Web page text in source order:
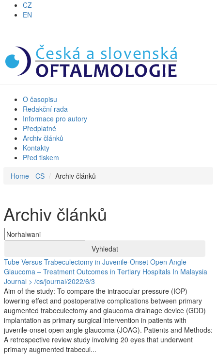
CZ
EN
O časopisu
Redakční rada
Informace pro autory
Předplatné
Archiv článků
Kontakty
Před tiskem
Home - CS
Archiv článků
Archiv článků
Vyhledat
Tube Versus Trabeculectomy in Juvenile-Onset Open Angle
Glaucoma – Treatment Outcomes in Tertiary Hospitals In Malaysia
Journal > /cs/journal/2022/6/3
Aim of the study: To compare the intraocular pressure (IOP)
lowering effect and postoperative complications between primary
augmented trabeculectomy and glaucoma drainage device (GDD)
implantation as primary surgical intervention in patients with
juvenile-onset open angle glaucoma (JOAG). Patients and Methods:
A retrospective review study involving 20 eyes that underwent
primary augmented trabecul...